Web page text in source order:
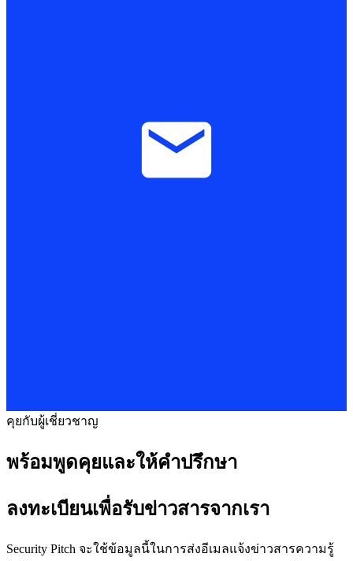
คุยกับผู้เชี่ยวชาญ
พร้อมพูดคุยและให้คำปรึกษา
ลงทะเบียนเพื่อรับข่าวสารจากเรา
Security Pitch จะใช้ข้อมูลนี้ในการส่งอีเมลแจ้งข่าวสารความรู้